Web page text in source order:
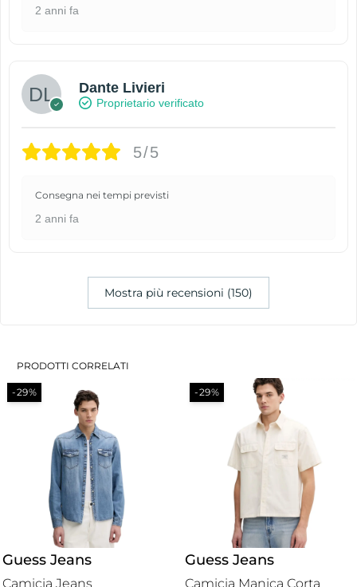
2 anni fa
Dante Livieri
Proprietario verificato
5/5
Consegna nei tempi previsti
2 anni fa
Mostra più recensioni (150)
PRODOTTI CORRELATI
-29%
Guess Jeans
Camicia Jeans
-29%
Guess Jeans
Camicia Manica Corta